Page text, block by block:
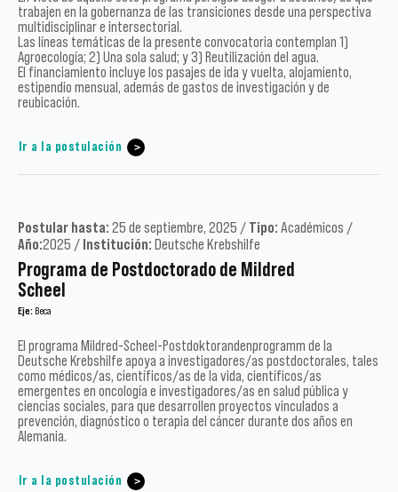
trabajen en la gobernanza de las transiciones desde una perspectiva
multidisciplinar e intersectorial.
Las líneas temáticas de la presente convocatoria contemplan 1)
Agroecología; 2) Una sola salud; y 3) Reutilización del agua.
El financiamiento incluye los pasajes de ida y vuelta, alojamiento,
estipendio mensual, además de gastos de investigación y de
reubicación.
Ir a la postulación
Postular hasta: 25 de septiembre, 2025 / Tipo: Académicos /
Año:2025 / Institución: Deutsche Krebshilfe
Programa de Postdoctorado de Mildred
Scheel
Eje: Beca
El programa Mildred-Scheel-Postdoktorandenprogramm de la
Deutsche Krebshilfe apoya a investigadores/as postdoctorales, tales
como médicos/as, científicos/as de la vida, científicos/as
emergentes en oncología e investigadores/as en salud pública y
ciencias sociales, para que desarrollen proyectos vinculados a
prevención, diagnóstico o terapia del cáncer durante dos años en
Alemania.
Ir a la postulación